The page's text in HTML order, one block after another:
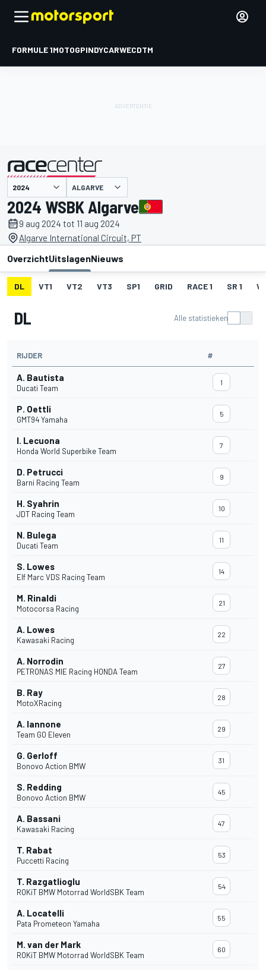
FORMULE 1MOTOGPINDYCARWECDTM
gepresenteerd door ALGARVE
2024 WSBK Algarve
9 aug 2024 tot 11 aug 2024
Algarve International Circuit, PT
OverzichtUitslagenNieuws
DL VT1 VT2 VT3 SP1 GRID RACE 1 SR 1 W
DL Alle statistieken
RIJDER #
A. Bautista
Ducati Team
1
P. Oettli
GMT94 Yamaha
5
I. Lecuona
Honda World Superbike Team
7
D. Petrucci
Barni Racing Team
9
H. Syahrin
JDT Racing Team
10
N. Bulega
Ducati Team
11
S. Lowes
Elf Marc VDS Racing Team
14
M. Rinaldi
Motocorsa Racing
21
A. Lowes
Kawasaki Racing
22
A. Norrodin
PETRONAS MIE Racing HONDA Team
27
B. Ray
MotoXRacing
28
A. Iannone
Team GO Eleven
29
G. Gerloff
Bonovo Action BMW
31
S. Redding
Bonovo Action BMW
45
A. Bassani
Kawasaki Racing
47
T. Rabat
Puccetti Racing
53
T. Razgatlioglu
ROKiT BMW Motorrad WorldSBK Team
54
A. Locatelli
Pata Prometeon Yamaha
55
M. van der Mark
ROKiT BMW Motorrad WorldSBK Team
60